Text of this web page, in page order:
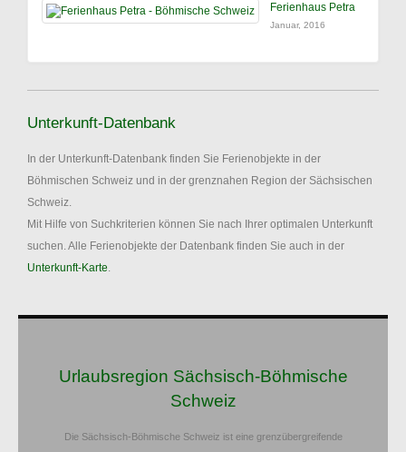
Ferienhaus Petra
Januar, 2016
Unterkunft-Datenbank
In der Unterkunft-Datenbank finden Sie Ferienobjekte in der
Böhmischen Schweiz und in der grenznahen Region der Sächsischen
Schweiz.
Mit Hilfe von Suchkriterien können Sie nach Ihrer optimalen Unterkunft
suchen. Alle Ferienobjekte der Datenbank finden Sie auch in der
Unterkunft-Karte.
Urlaubsregion Sächsisch-Böhmische
Schweiz
Die Sächsisch-Böhmische Schweiz ist eine grenzübergreifende